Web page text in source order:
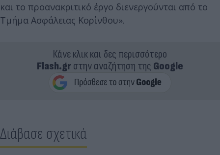
και το προανακριτικό έργο διενεργούνται από το
Τμήμα Ασφάλειας Κορίνθου».
Κάνε κλικ και δες περισσότερο
Flash.grστην αναζήτηση της Google
Διάβασε σχετικά